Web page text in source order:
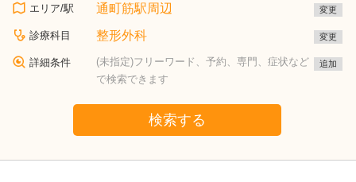
エリア/駅 通町筋駅周辺 変更
診療科目 整形外科 変更
詳細条件
(未指定)フリーワード、予約、専門、症状など
で検索できます
追加
検索する